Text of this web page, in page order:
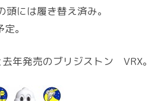
には履き替え済み。
。
年発売のブリジストン VRX。